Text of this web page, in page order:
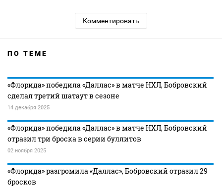
Комментировать
ПО ТЕМЕ
«Флорида» победила «Даллас» в матче НХЛ, Бобровский
сделал третий шатаут в сезоне
14 декабря 2025
«Флорида» победила «Даллас» в матче НХЛ, Бобровский
отразил три броска в серии буллитов
02 ноября 2025
«Флорида» разгромила «Даллас», Бобровский отразил 29
бросков